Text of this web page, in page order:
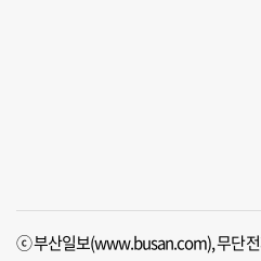
ⓒ 부산일보(www.busan.com), 무단전